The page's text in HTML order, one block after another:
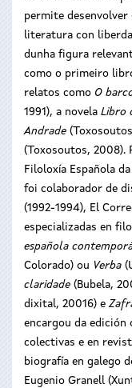
permite
literatura con
dunha figura
como o primeiro
relatos como O
1991), a novela Libro
Andrade
(Toxosoutos, 2008).
Filoloxía Española
foi colaborador de
(1992-1994), El
especializadas en
española
Colorado) ou Verba
claridade (Bubela,
dixital, 20016) e
encargou da edición
colectivas e en
biografía en galego
Eugenio Granell